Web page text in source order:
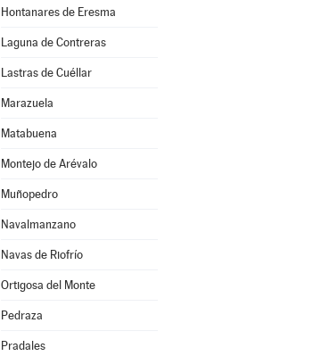
Hontanares de Eresma
Laguna de Contreras
Lastras de Cuéllar
Marazuela
Matabuena
Montejo de Arévalo
Muñopedro
Navalmanzano
Navas de Riofrío
Ortigosa del Monte
Pedraza
Pradales